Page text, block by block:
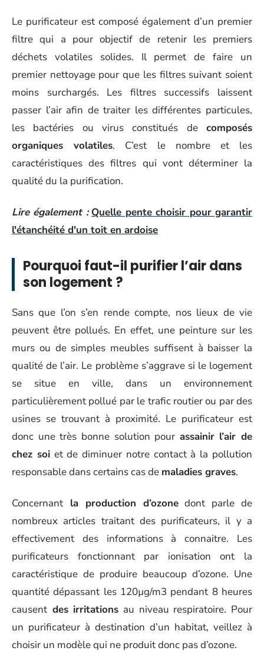
Le purificateur est composé également d’un premier
filtre qui a pour objectif de retenir les premiers
déchets volatiles solides. Il permet de faire un
premier nettoyage pour que les filtres suivant soient
moins surchargés. Les filtres successifs laissent
passer l’air afin de traiter les différentes particules,
les bactéries ou virus constitués de composés
organiques volatiles. C’est le nombre et les
caractéristiques des filtres qui vont déterminer la
qualité du la purification.
Lire également : Quelle pente choisir pour garantir
l'étanchéité d'un toit en ardoise
Pourquoi faut-il purifier l’air dans
son logement ?
Sans que l’on s’en rende compte, nos lieux de vie
peuvent être pollués. En effet, une peinture sur les
murs ou de simples meubles suffisent à baisser la
qualité de l’air. Le problème s’aggrave si le logement
se situe en ville, dans un environnement
particulièrement pollué par le trafic routier ou par des
usines se trouvant à proximité. Le purificateur est
donc une très bonne solution pour assainir l’air de
chez soiet de diminuer notre contact à la pollution
responsable dans certains cas de maladies graves.
Concernant la production d’ozonedont parle de
nombreux articles traitant des purificateurs, il y a
effectivement des informations à connaitre. Les
purificateurs fonctionnant par ionisation ont la
caractéristique de produire beaucoup d’ozone. Une
quantité dépassant les 120µg/m3 pendant 8 heures
causent des irritations au niveau respiratoire. Pour
un purificateur à destination d’un habitat, veillez à
choisir un modèle qui ne produit donc pas d’ozone.